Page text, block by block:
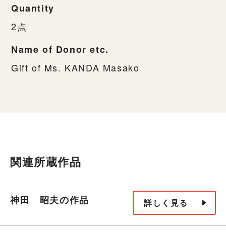
Quantity
2点
Name of Donor etc.
Gift of Ms. KANDA Masako
関連所蔵作品
神田 昭夫の作品 詳しく見る